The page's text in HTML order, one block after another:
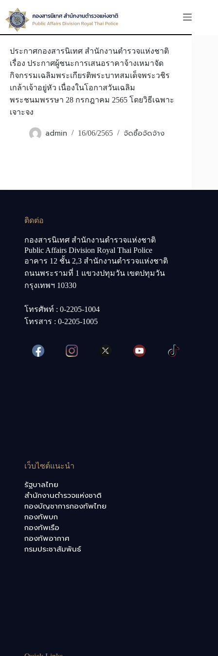
to
content
ประกาศกองสารนิเทศ สำนักงานตำรวจแห่งชาติ
เรื่อง ประกาศผู้ชนะการเสนอราคาจ้างเหมาจัด
กิจกรรมเฉลิมพระเกียรติพระบาทสมเด็จพระวชิร
เกล้าเจ้าอยู่หัว เนื่องในโอกาสวันเฉลิม
พระชนมพรรษา 28 กรกฎาคม 2565 โดยวิธีเฉพาะ
เจาะจง
admin 16/06/2565 จัดซื้อจัดจ้าง
ติดต่อ
กองสารนิเทศ สำนักงานตำรวจแห่งชาติ
Public Affairs Division Royal Thai Police
อาคาร 12 ชั้น 2,3 สำนักงานตำรวจแห่งชาติ
ถนนพระรามที่ 1 แขวงปทุมวัน เขตปทุมวัน
กรุงเทพฯ 10330
โทรศัพท์ : 0-2205-1004
โทรสาร : 0-2205-1005
เว็บไซต์แนะนำ
รัฐบาลไทย
สำนักงานตำรวจแห่งชาติ
กองบัญชาการกองทัพไทย
กองทัพบก
กองทัพเรือ
กองทัพอากาศ
กรมประชาสัมพันธ์